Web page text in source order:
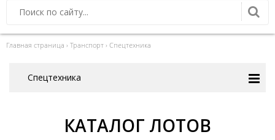
Главная страница › Транспорт › Спецтехника
Спецтехника
КАТАЛОГ ЛОТОВ